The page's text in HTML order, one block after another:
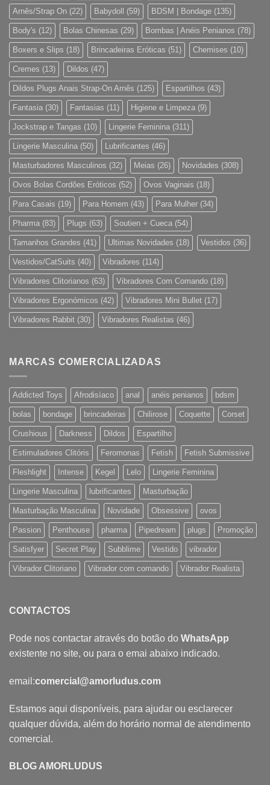
Arnês/Strap On (22) Babydoll (59) BDSM | Bondage (135)
Body's (12) Bolas Chinesas (29) Bombas | Anéis Penianos (78)
Boxers e Slips (18) Brincadeiras Eróticas (51) Chemises (10)
Cremes (13) Dildos (47)
Dildos Plugs Anais Strap-On Arnês (125) Espartilhos (43)
Fantasia (30) Fantasias (11) Higiene e Limpeza (9)
Jockstrap e Tangas (10) Lingerie Feminina (311)
Lingerie Masculina (50) Lubrificantes (46)
Masturbadores Masculinos (32) Meias (26) Novidades (308)
Ovos Bolas Cordões Eróticos (52) Ovos Vaginais (18)
Para Casais (19) Para Homem (43) Para Mulher (34)
Pharma (83) Plugs (63) Soutien + Cueca (54)
Tamanhos Grandes (41) Ultimas Novidades (18) Vestidos (36)
Vestidos/CatSuits (40) Vibradores (114)
Vibradores Clitorianos (63) Vibradores Com Comando (18)
Vibradores Ergonómicos (42) Vibradores Mini Bullet (17)
Vibradores Rabbit (30) Vibradores Realistas (46)
MARCAS COMERCIALIZADAS
Addicted Toys Afrodisíaco anal anéis penianos bdsm
bolas bondage brincadeiras Chilirose Coquette Corset
Crushious Darkness Dildos Espartilho
Estimuladores Clitóris Feromonas Fetish Fetish Submissive
Fleshlight Intense Kegel Lelo Lingerie Feminina
Lingerie Masculina lubrificantes Masturbação
Masturbação Masculina Novidade Obsessive ovos
Passion Penthouse pharma Pipedream plugs Promoção
Satisfyer Secret Play Subblime Vestido vibrador
Vibrador Clitoriano Vibrador com comando Vibrador Realista
CONTACTOS
Pode nos contactar através do botão do WhatsApp
existente no site, ou para o emai abaixo indicado.
email:comercial@amorludus.com
Estamos aqui disponíveis, para ajudar ou esclarecer
qualquer dúvida, além do horário normal de atendimento
comercial.
BLOG AMORLUDUS